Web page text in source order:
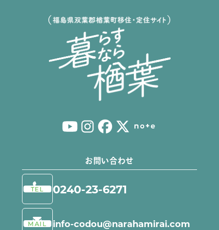
移住者インタビュー
移住サポート
移住相談窓口について
お試し住宅について
お試し就労体験プログラム
お問い合わせ
TEL 0240-23-6271
MAIL info-codou@narahamirai.com